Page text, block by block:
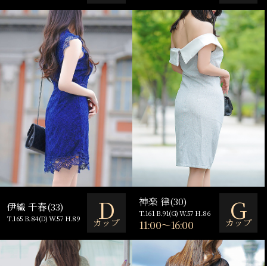
伊織 千春(33)
T.165 B.84(D) W.57 H.89 D
カップ
神楽 律(30)
T.161 B.91(G) W.57 H.86
11:00～16:00 G
カップ